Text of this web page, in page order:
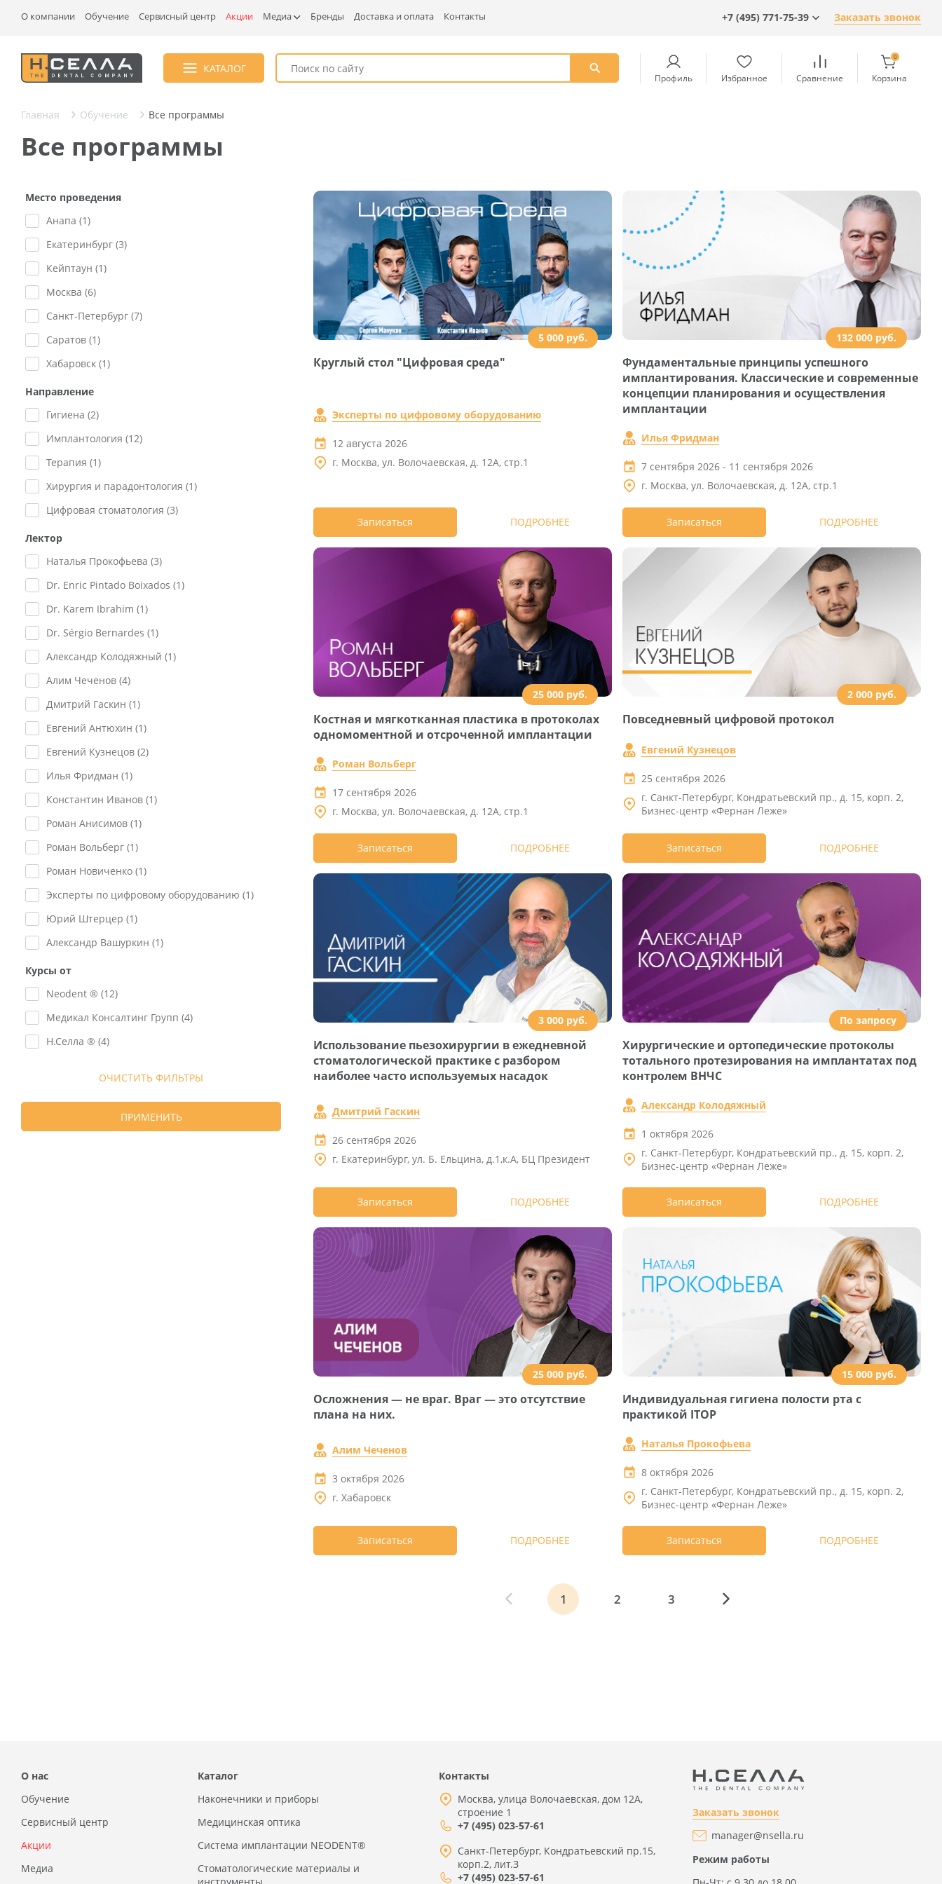
О компании Обучение Сервисный центр Акции Медиа Бренды Доставка и оплата Контакты +7 (495) 771-75-39 Заказать звонок
КАТАЛОГ
Профиль Избранное Сравнение
0
Корзина
Главная Обучение Все программы
Все программы
Место проведения
Анапа (1)
Екатеринбург (3)
Кейптаун (1)
Москва (6)
Санкт-Петербург (7)
Саратов (1)
Хабаровск (1)
Направление
Гигиена (2)
Имплантология (12)
Терапия (1)
Хирургия и парадонтология (1)
Цифровая стоматология (3)
Лектор
Наталья Прокофьева (3)
Dr. Enric Pintado Boixados (1)
Dr. Karem Ibrahim (1)
Dr. Sérgio Bernardes (1)
Александр Колодяжный (1)
Алим Чеченов (4)
Дмитрий Гаскин (1)
Евгений Антюхин (1)
Евгений Кузнецов (2)
Илья Фридман (1)
Константин Иванов (1)
Роман Анисимов (1)
Роман Вольберг (1)
Роман Новиченко (1)
Эксперты по цифровому оборудованию (1)
Юрий Штерцер (1)
Александр Вашуркин (1)
Курсы от
Neodent ® (12)
Медикал Консалтинг Групп (4)
Н.Селла ® (4)
5 000 руб.
Круглый стол "Цифровая среда"
Эксперты по цифровому оборудованию
12 августа 2026
г. Москва, ул. Волочаевская, д. 12А, стр.1
Записаться ПОДРОБНЕЕ
132 000 руб.
Фундаментальные принципы успешного
имплантирования. Классические и современные
концепции планирования и осуществления
имплантации
Илья Фридман
7 сентября 2026 - 11 сентября 2026
г. Москва, ул. Волочаевская, д. 12А, стр.1
Записаться ПОДРОБНЕЕ
25 000 руб.
Костная и мягкотканная пластика в протоколах
одномоментной и отсроченной имплантации
Роман Вольберг
17 сентября 2026
г. Москва, ул. Волочаевская, д. 12А, стр.1
Записаться ПОДРОБНЕЕ
2 000 руб.
Повседневный цифровой протокол
Евгений Кузнецов
25 сентября 2026
г. Санкт-Петербург, Кондратьевский пр., д. 15, корп. 2,
Бизнес-центр «Фернан Леже»
Записаться ПОДРОБНЕЕ
3 000 руб.
Использование пьезохирургии в ежедневной
стоматологической практике с разбором
наиболее часто используемых насадок
Дмитрий Гаскин
26 сентября 2026
г. Екатеринбург, ул. Б. Ельцина, д.1,к.А, БЦ Президент
Записаться ПОДРОБНЕЕ
По запросу
Хирургические и ортопедические протоколы
тотального протезирования на имплантатах под
контролем ВНЧС
Александр Колодяжный
1 октября 2026
г. Санкт-Петербург, Кондратьевский пр., д. 15, корп. 2,
Бизнес-центр «Фернан Леже»
Записаться ПОДРОБНЕЕ
25 000 руб.
Осложнения — не враг. Враг — это отсутствие
плана на них.
Алим Чеченов
3 октября 2026
г. Хабаровск
Записаться ПОДРОБНЕЕ
15 000 руб.
Индивидуальная гигиена полости рта с
практикой ITOP
Наталья Прокофьева
8 октября 2026
г. Санкт-Петербург, Кондратьевский пр., д. 15, корп. 2,
Бизнес-центр «Фернан Леже»
Записаться ПОДРОБНЕЕ
1 2 3
О нас
Обучение
Сервисный центр
Акции
Медиа
Каталог
Наконечники и приборы
Медицинская оптика
Система имплантации NEODENT®
Стоматологические материалы и
инструменты
Контакты
Москва, улица Волочаевская, дом 12А,
строение 1
+7 (495) 023-57-61
Санкт-Петербург, Кондратьевский пр.15,
корп.2, лит.З
+7 (495) 023-57-61
Заказать звонок
manager@nsella.ru
Режим работы